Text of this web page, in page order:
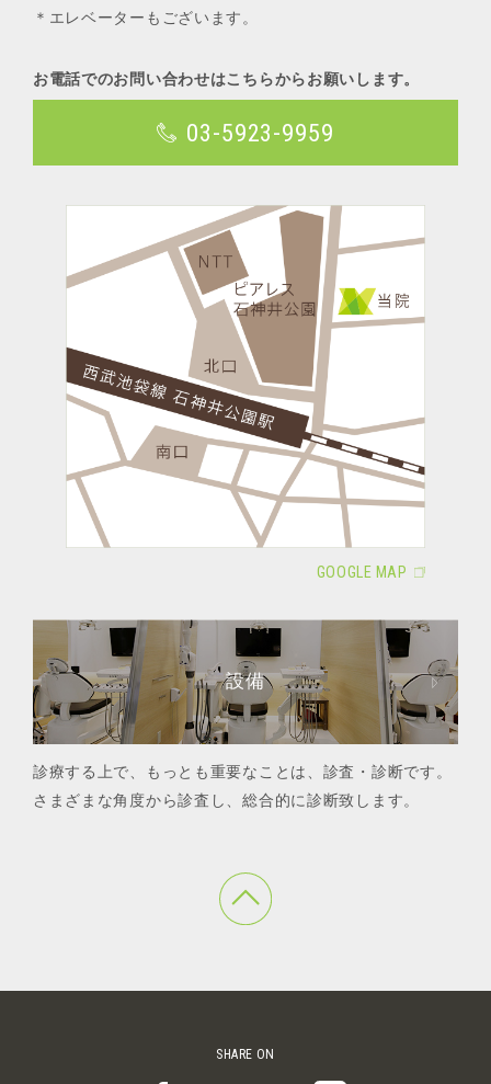
＊エレベーターもございます。
お電話でのお問い合わせはこちらからお願いします。
03-5923-9959
GOOGLE MAP
設備
診療する上で、もっとも重要なことは、診査・診断です。
さまざまな角度から診査し、総合的に診断致します。
SHARE ON